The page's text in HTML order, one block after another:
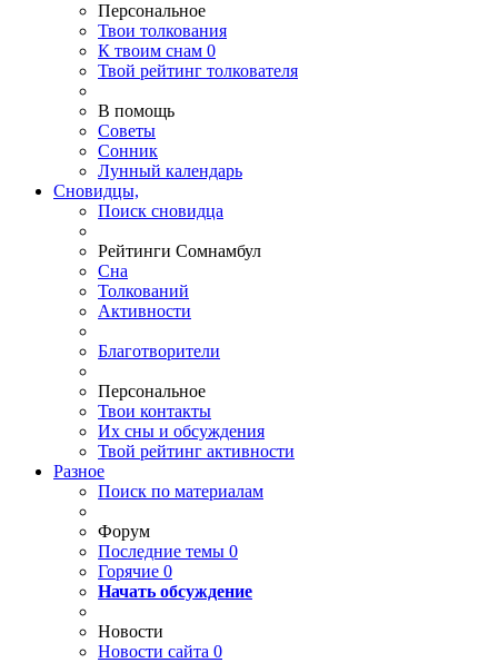
Персональное
Твои толкования
К твоим снам 0
Твой рейтинг толкователя
В помощь
Советы
Сонник
Лунный календарь
Сновидцы,
Поиск сновидца
Рейтинги Сомнамбул
Сна
Толкований
Активности
Благотворители
Персональное
Твои контакты
Их сны и обсуждения
Твой рейтинг активности
Разное
Поиск по материалам
Форум
Последние темы 0
Горячие 0
Начать обсуждение
Новости
Новости сайта 0